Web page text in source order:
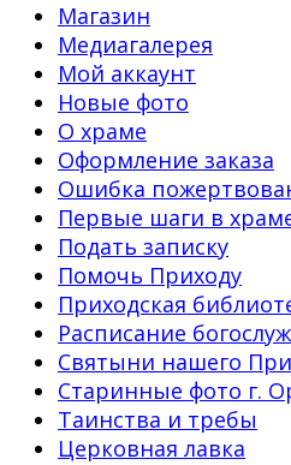
Магазин
Медиагалерея
Мой аккаунт
Новые фото
О храме
Оформление заказа
Ошибка
Первые шаги в
Подать записку
Помочь Приходу
Приходская
Расписание
Святыни нашего
Старинные фото г.
Таинства и требы
Церковная лавка